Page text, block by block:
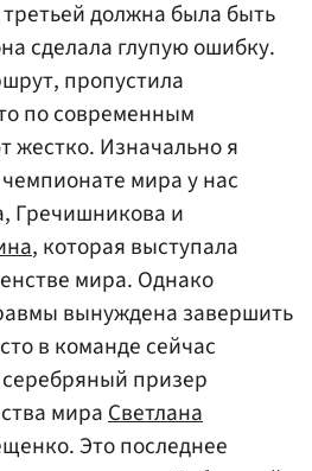
должна была быть
сделала глупую ошибку.
пропустила
по современным
Изначально я
мира у нас
Гречишникова и
, которая выступала
мира. Однако
вынуждена завершить
в команде сейчас
призер
мираСветлана
Это последнее